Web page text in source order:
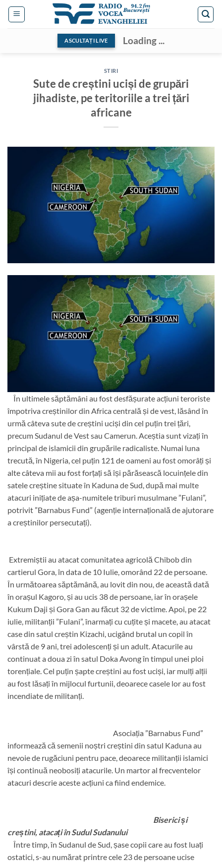
Skip
ASCULTAȚI LIVE Loading ...
STIRI
Sute de creștini uciși de grupări
jihadiste, pe teritoriile a trei țări
africane
În ultimele săptămâni au fost desfășurate acțiuni teroriste
împotriva creștinilor din Africa centrală și de vest, lăsând în
urmă câteva sute de creștini uciși din cel puțin trei țări,
precum Sudanul de Vest sau Camerun. Aceștia sunt vizați în
principal de islamicii din grupările radicaliste. Numai luna
trecută, în Nigeria, cel puțin 121 de oameni au fost omorâți și
alte câteva mii au fost forțați să își părăsească locuințele din
satele creștine situate în Kaduna de Sud, după mai multe
atacuri inițiate de așa-numitele triburi musulmane ”Fulani”,
potrivit ”Barnabus Fund” (agenție internațională de ajutorare
a creștinilor persecutați).
Extremiștii au atacat comunitatea agricolă Chibob din
cartierul Gora, în data de 10 Iulie, omorând 22 de persoane.
În următoarea săptămână, au lovit din nou, de această dată
în orașul Kagoro, și au ucis 38 de persoane, iar în orașele
Kukum Daji și Gora Gan au făcut 32 de victime. Apoi, pe 22
iulie, militanții ”Fulani”, înarmați cu cuțite și macete, au atacat
case din satul creștin Kizachi, ucigând brutal un copil în
vârstă de 9 ani, trei adolescenți și un adult. Atacurile au
continuat a doua zi în satul Doka Avong în timpul unei ploi
torențiale. Cel puțin șapte creștini au fost uciși, iar mulți alții
au fost lăsați în mijlocul furtunii, deoarece casele lor au fost
incendiate de militanți.
Asociația ”Barnabus Fund”
informează că semenii noștri creștini din satul Kaduna au
nevoie de rugăciuni pentru pace, deoarece militanții islamici
își continuă neobosiți atacurile. Un martor al frecventelor
atacuri descrie aceste acțiuni ca fiind endemice.
Biserici și
creștini, atacați în Sudul Sudanului
Între timp, în Sudanul de Sud, șase copii care au fost luați
ostatici, s-au numărat printre cele 23 de persoane ucise